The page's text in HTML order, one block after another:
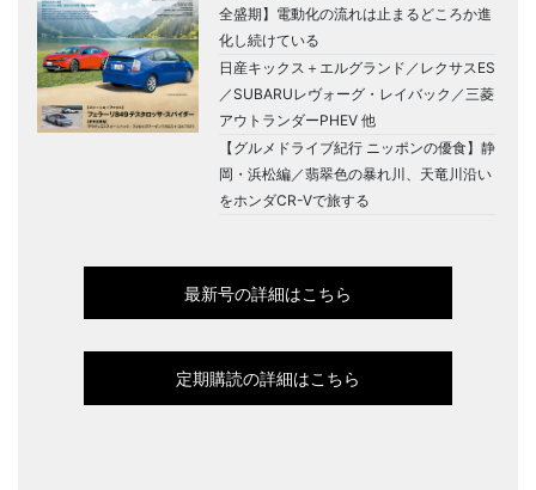
全盛期】電動化の流れは止まるどころか進
化し続けている
日産キックス＋エルグランド／レクサスES
／SUBARUレヴォーグ・レイバック／三菱
アウトランダーPHEV 他
【グルメドライブ紀行 ニッポンの優食】静
岡・浜松編／翡翠色の暴れ川、天竜川沿い
をホンダCR-Vで旅する
最新号の詳細はこちら
定期購読の詳細はこちら